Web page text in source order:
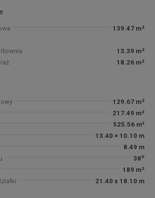
139.47 m²
13.39 m²
18.26 m²
129.67 m²
217.49 m²
525.56 m³
13.40 × 10.10 m
8.49 m
38o
189 m²
21.40 x 18.10 m